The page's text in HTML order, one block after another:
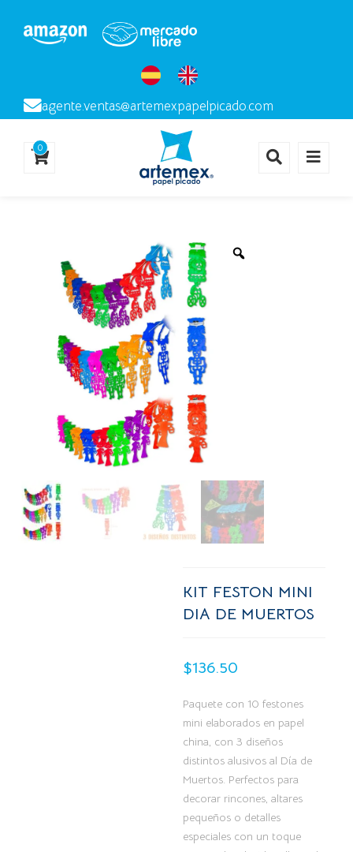
agente.ventas@artemexpapelpicado.com
0
KIT FESTON MINI
DIA DE MUERTOS
$136.50
Paquete con 10 festones
mini elaborados en papel
china, con 3 diseños
distintos alusivos al Día de
Muertos. Perfectos para
decorar rincones, altares
pequeños o detalles
especiales con un toque